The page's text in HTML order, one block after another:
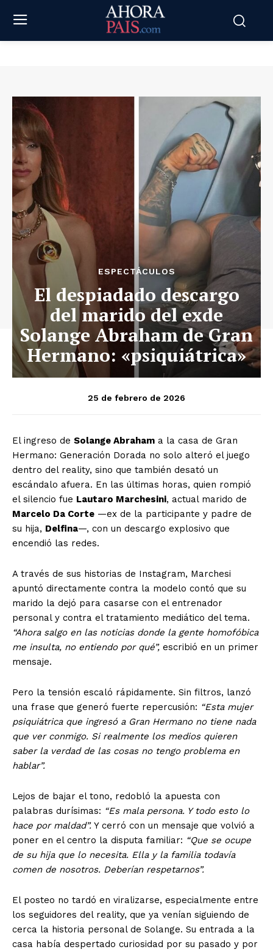
ESPECTÁCULOS
El despiadado descargo
del marido del exde
Solange Abraham de Gran
Hermano: «psiquiátrica»
25 de febrero de 2026
El ingreso de Solange Abraham a la casa de Gran
Hermano: Generación Dorada no solo alteró el juego
dentro del reality, sino que también desató un
escándalo afuera. En las últimas horas, quien rompió
el silencio fue Lautaro Marchesini, actual marido de
Marcelo Da Corte —ex de la participante y padre de
su hija, Delfina—, con un descargo explosivo que
encendió las redes.
A través de sus historias de Instagram, Marchesi
apuntó directamente contra la modelo contó que su
marido la dejó para casarse con el entrenador
personal y contra el tratamiento mediático del tema.
“Ahora salgo en las noticias donde la gente homofóbica
me insulta, no entiendo por qué”, escribió en un primer
mensaje.
Pero la tensión escaló rápidamente. Sin filtros, lanzó
una frase que generó fuerte repercusión: “Esta mujer
psiquiátrica que ingresó a Gran Hermano no tiene nada
que ver conmigo. Si realmente los medios quieren
saber la verdad de las cosas no tengo problema en
hablar”.
Lejos de bajar el tono, redobló la apuesta con
palabras durísimas: “Es mala persona. Y todo esto lo
hace por maldad”. Y cerró con un mensaje que volvió a
poner en el centro la disputa familiar: “Que se ocupe
de su hija que lo necesita. Ella y la familia todavía
comen de nosotros. Deberían respetarnos”.
El posteo no tardó en viralizarse, especialmente entre
los seguidores del reality, que ya venían siguiendo de
cerca la historia personal de Solange. Su entrada a la
casa había despertado curiosidad por su pasado y por